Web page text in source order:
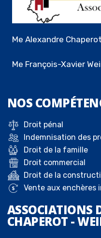
Me Alexandre Chaperot
Me François-Xavier
NOS
Droit pénal
Indemnisation des
Droit de la famille
Droit commercial
Droit de la
Vente aux enchères
ASSOCIATIONS
CHAPEROT -